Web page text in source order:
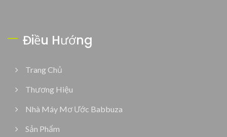
Điều Hướng
Trang Chủ
Thương Hiệu
Nhà Máy Mơ Ước Babbuza
Sản Phẩm